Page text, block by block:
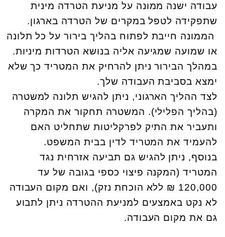
עבודה ישנה ממונה על מניעת הטרדה מינית
שתפקידה לטפל במקרים של הטרדה בארגון.
הממונה חייבת לפתוח בהליך בירור על כל תלונה
או שמועה שמגיעה אליה בנושא הטרדות מיניות.
במהלך הבירור ניתן להרחיק את המטריד כך שלא
ימצא בסביבת העבודה שלך.
לצד ההליך הארגוני, ניתן להגיש תלונה למשטרה
(בהליך הפלילי). המשטרה תחקור את המקרה
ותעביר את התיק לפרקליטות שתחליט האם
להעמיד את המטריד לדין בבית המשפט.
בנוסף, ניתן להגיש גם תביעה אזרחית נגד
המטריד (המקנה פיצוי כספי בגובה של עד
120,000 ₪ ללא הוכחת נזק), ואם מקום העבודה
לא נקט באמצעים למניעת ההטרדה ניתן לתבוע
גם את מקום העבודה.